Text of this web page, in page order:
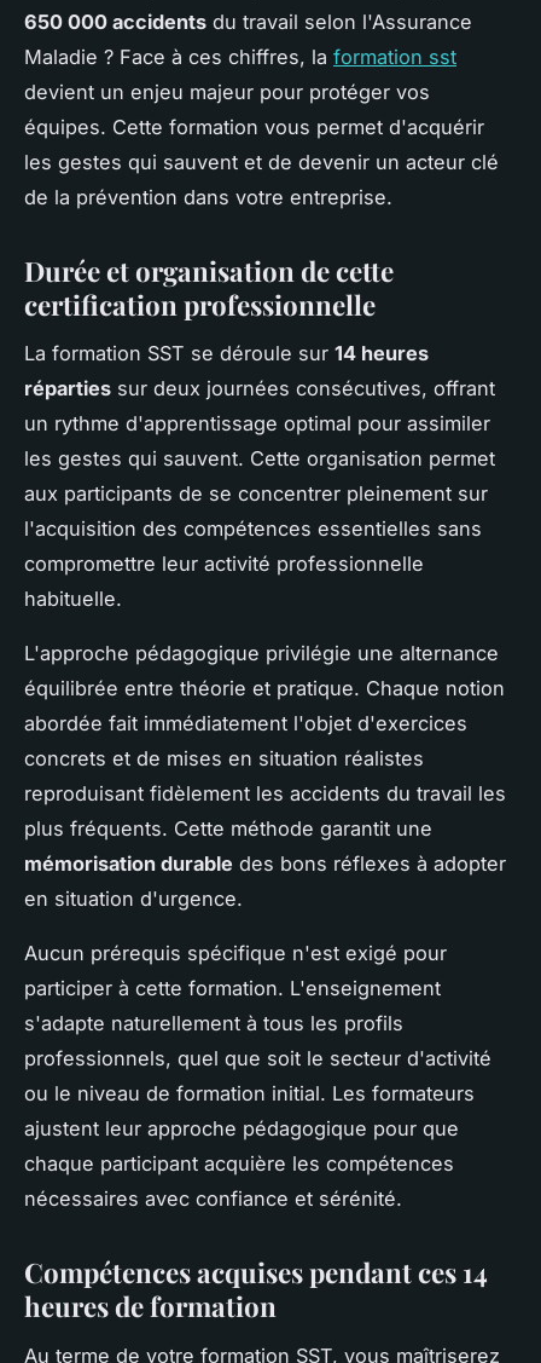
650 000 accidents du travail selon l'Assurance
Maladie ? Face à ces chiffres, la formation sst
devient un enjeu majeur pour protéger vos
équipes. Cette formation vous permet d'acquérir
les gestes qui sauvent et de devenir un acteur clé
de la prévention dans votre entreprise.
Durée et organisation de cette
certification professionnelle
La formation SST se déroule sur 14 heures
réparties sur deux journées consécutives, offrant
un rythme d'apprentissage optimal pour assimiler
les gestes qui sauvent. Cette organisation permet
aux participants de se concentrer pleinement sur
l'acquisition des compétences essentielles sans
compromettre leur activité professionnelle
habituelle.
L'approche pédagogique privilégie une alternance
équilibrée entre théorie et pratique. Chaque notion
abordée fait immédiatement l'objet d'exercices
concrets et de mises en situation réalistes
reproduisant fidèlement les accidents du travail les
plus fréquents. Cette méthode garantit une
mémorisation durable des bons réflexes à adopter
en situation d'urgence.
Aucun prérequis spécifique n'est exigé pour
participer à cette formation. L'enseignement
s'adapte naturellement à tous les profils
professionnels, quel que soit le secteur d'activité
ou le niveau de formation initial. Les formateurs
ajustent leur approche pédagogique pour que
chaque participant acquière les compétences
nécessaires avec confiance et sérénité.
Compétences acquises pendant ces 14
heures de formation
Au terme de votre formation SST, vous maîtriserez